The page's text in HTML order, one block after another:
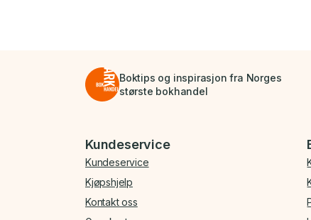
Boktips og inspirasjon fra Norges
største bokhandel
Bunnmeny
Kundeservice
Kundeservice
Kjøpshjelp
Kontakt oss